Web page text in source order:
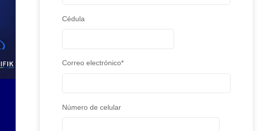
Cédula
Correo electrónico*
Número de celular